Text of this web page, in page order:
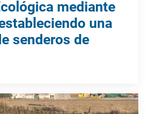
mediante
una
senderos de